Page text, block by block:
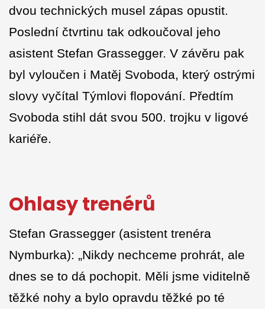
dvou technických musel zápas opustit.
Poslední čtvrtinu tak odkoučoval jeho
asistent Stefan Grassegger. V závěru pak
byl vyloučen i Matěj Svoboda, který ostrými
slovy vyčítal Týmlovi flopování. Předtím
Svoboda stihl dát svou 500. trojku v ligové
kariéře.
Ohlasy trenérů
Stefan Grassegger (asistent trenéra
Nymburka): „Nikdy nechceme prohrát, ale
dnes se to dá pochopit. Měli jsme viditelně
těžké nohy a bylo opravdu těžké po té